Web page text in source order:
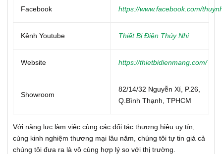
Facebook https://www.facebook.com/
Kênh Youtube Thiết Bị Điện Thúy Nhi
Website https://thietbidienmang.com/
Showroom
82/14/32 Nguyễn Xí, P.26,
Q.Bình Thạnh, TPHCM
Với năng lực làm việc cùng các đối tác thương hiệu uy tín,
cùng kinh nghiệm thương mại lâu năm, chúng tôi tự tin giá cả
chúng tôi đưa ra là vô cùng hợp lý so với thị trường.